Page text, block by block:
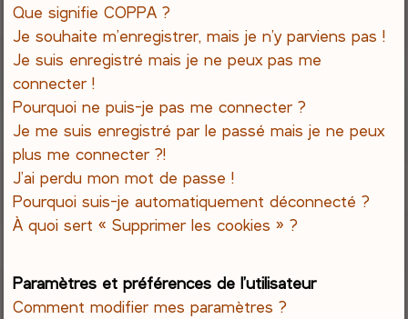
Que signifie COPPA ?
Je souhaite m’enregistrer, mais je n’y parviens pas !
Je suis enregistré mais je ne peux pas me
connecter !
Pourquoi ne puis-je pas me connecter ?
Je me suis enregistré par le passé mais je ne peux
plus me connecter ?!
J’ai perdu mon mot de passe !
Pourquoi suis-je automatiquement déconnecté ?
À quoi sert « Supprimer les cookies » ?
Paramètres et préférences de l’utilisateur
Comment modifier mes paramètres ?